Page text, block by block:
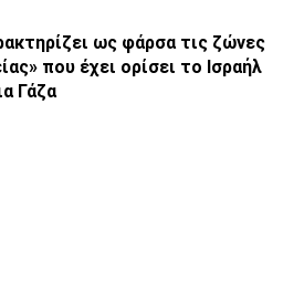
ως φάρσα τις ζώνες
που έχει ορίσει το Ισραήλ
Γάζα